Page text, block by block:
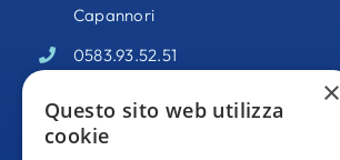
Capannori
0583.93.52.51
odisseacooperativa@pec.it
Partita IVA 02095140469
×
Questo sito web utilizza
cookie